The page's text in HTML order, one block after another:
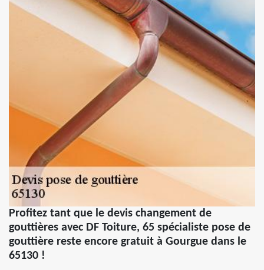
Profitez tant que le devis changement de
gouttières avec DF Toiture, 65 spécialiste pose de
gouttière reste encore gratuit à Gourgue dans le
65130 !